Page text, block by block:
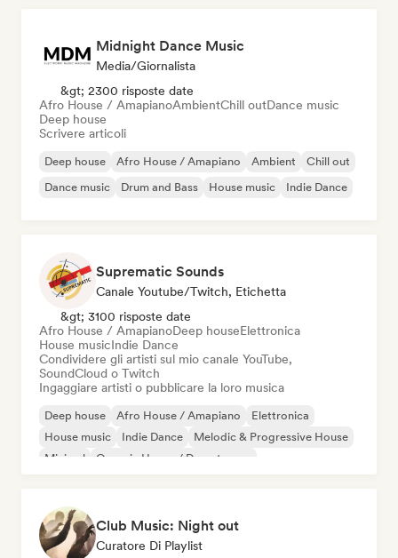
Midnight Dance Music
Media/Giornalista
&gt; 2300 risposte date
Afro House / AmapianoAmbientChill outDance music
Deep house
Scrivere articoli
Deep house Afro House / Amapiano Ambient
Chill out
Dance music
Drum and Bass House music Indie Dance
Suprematic Sounds
Canale Youtube/Twitch, Etichetta
&gt; 3100 risposte date
Afro House / AmapianoDeep houseElettronica
House musicIndie Dance
Condividere gli artisti sul mio canale YouTube,
SoundCloud o Twitch
Ingaggiare artisti o pubblicare la loro musica
Deep house Afro House / Amapiano
Elettronica
House music
Indie Dance
Melodic & Progressive House
Minimal
Organic House / Downtempo
Club Music: Night out
Curatore Di Playlist